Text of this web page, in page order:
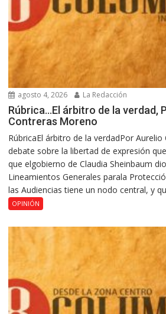
agosto 4, 2026 La Redacción
Rúbrica…El árbitro de la verdad,
Contreras Moreno
RúbricaEl árbitro de la verdadPor
debate sobre la libertad de expresión
que elgobierno de Claudia Sheinbaum
Lineamientos Generales parala
las Audiencias tiene un nodo central, y
OPINIÓN